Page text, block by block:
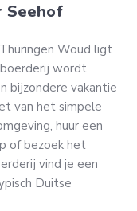
Seehof
Woud ligt
wordt
bijzondere vakantie
van het simpele
huur een
of bezoek het
vind je een
Duitse